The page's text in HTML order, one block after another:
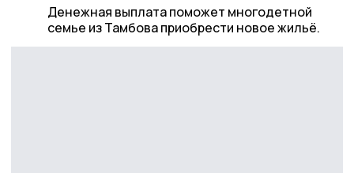
Денежная выплата поможет многодетной
семье из Тамбова приобрести новое жильё.